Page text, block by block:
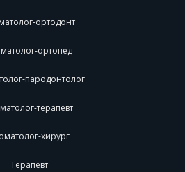
ортодонт
ортопед
пародонтолог
терапевт
хирург
Терапевт